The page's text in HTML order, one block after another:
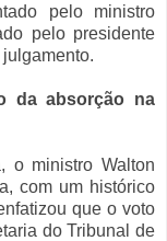
pelo ministro
pelo presidente
da absorção na
o ministro Walton
com um histórico
que o voto
do Tribunal de